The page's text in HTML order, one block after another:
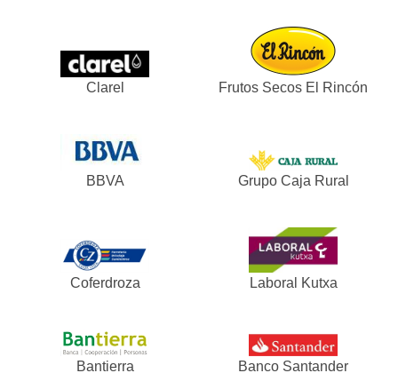
Clarel Frutos Secos El Rincón
BBVA Grupo Caja Rural
Coferdroza Laboral Kutxa
Bantierra Banco Santander